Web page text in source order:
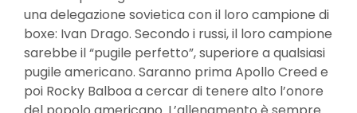
una delegazione sovietica con il loro campione di
boxe: Ivan Drago. Secondo i russi, il loro campione
sarebbe il “pugile perfetto”, superiore a qualsiasi
pugile americano. Saranno prima Apollo Creed e
poi Rocky Balboa a cercar di tenere alto l’onore